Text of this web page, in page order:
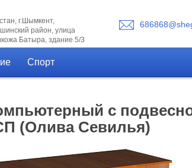
г.Шымкент,
район, улица
Батыра, здание 5/3
Спорт
с
(Олива Севилья)